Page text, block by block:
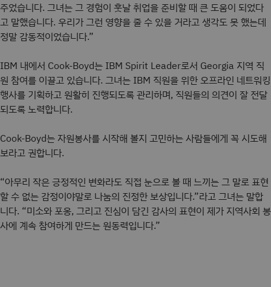
주었습니다. 그녀는 그 경험이 훗날 취업을 준비할 때 큰 도움이 되었다
고 말했습니다. 우리가 그런 영향을 줄 수 있을 거라고 생각도 못 했는데
정말 감동적이었습니다.”
IBM 내에서 Cook-Boyd는 IBM Spirit Leader로서 Georgia 지역 직
원 참여를 이끌고 있습니다. 그녀는 IBM 직원을 위한 오프라인 네트워킹
행사를 기획하고 원활히 진행되도록 관리하며, 직원들의 의견이 잘 전달
되도록 노력합니다.
Cook-Boyd는 자원봉사를 시작해 볼지 고민하는 사람들에게 꼭 시도해
보라고 권합니다.
“아무리 작은 긍정적인 변화라도 직접 눈으로 볼 때 느끼는 그 말로 표현
할 수 없는 감정이야말로 나눔의 진정한 보상입니다.”라고 그녀는 말합
니다. “미소와 포옹, 그리고 진심이 담긴 감사의 표현이 제가 지역사회 봉
사에 계속 참여하게 만드는 원동력입니다.”